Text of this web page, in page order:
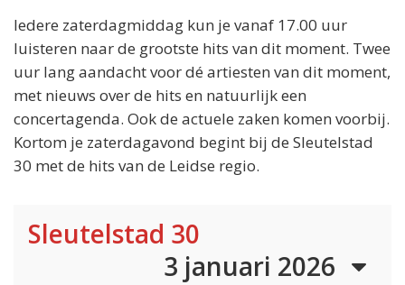
Iedere zaterdagmiddag kun je vanaf 17.00 uur
luisteren naar de grootste hits van dit moment. Twee
uur lang aandacht voor dé artiesten van dit moment,
met nieuws over de hits en natuurlijk een
concertagenda. Ook de actuele zaken komen voorbij.
Kortom je zaterdagavond begint bij de Sleutelstad
30 met de hits van de Leidse regio.
Sleutelstad 30
3 januari 2026